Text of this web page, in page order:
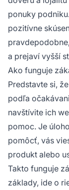
ponuky
pozitívne
a prejaví vyšší
Ako funguje
Predstavte si,
podľa
navštívite ich
pomoc. Je
pomôcť, vás
produkt alebo
Takto funguje
základy, ide o